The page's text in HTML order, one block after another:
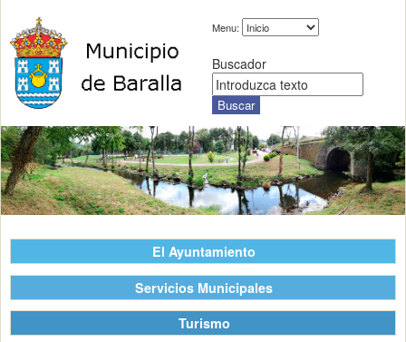
Menu:
Buscador
El Ayuntamiento
Servicios Municipales
Turismo